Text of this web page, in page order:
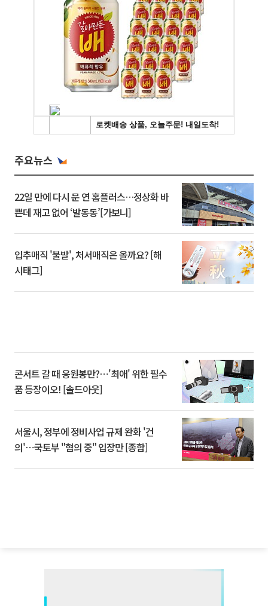
주요뉴스
22일 만에 다시 문 연 홈플러스…정상화 바
쁜데 재고 없어 ‘발동동’[가보니]
입추매직 '불발', 처서매직은 올까요? [해
시태그]
콘서트 갈 때 응원봉만?⋯'최애' 위한 필수
품 등장이오! [솔드아웃]
서울시, 정부에 정비사업 규제 완화 '건
의'⋯국토부 "협의 중" 입장만 [종합]